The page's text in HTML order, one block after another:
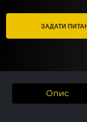
ЗАДАТИ
Опис